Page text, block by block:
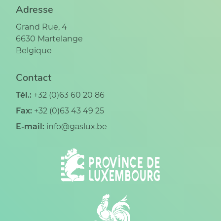
Adresse
Grand Rue, 4
6630 Martelange
Belgique
Contact
Tél.: +32 (0)63 60 20 86
Fax: +32 (0)63 43 49 25
E-mail: info@gaslux.be